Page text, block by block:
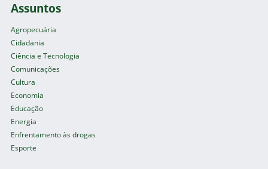
Assuntos
Agropecuária
Cidadania
Ciência e Tecnologia
Comunicações
Cultura
Economia
Educação
Energia
Enfrentamento às drogas
Esporte